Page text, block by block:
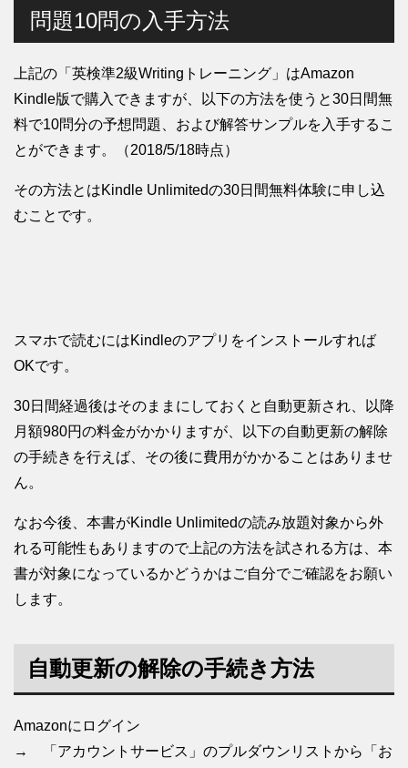
問題10問の入手方法
上記の「英検準2級Writingトレーニング」はAmazon
Kindle版で購入できますが、以下の方法を使うと30日間無
料で10問分の予想問題、および解答サンプルを入手するこ
とができます。（2018/5/18時点）
その方法とはKindle Unlimitedの30日間無料体験に申し込
むことです。
スマホで読むにはKindleのアプリをインストールすれば
OKです。
30日間経過後はそのままにしておくと自動更新され、以降
月額980円の料金がかかりますが、以下の自動更新の解除
の手続きを行えば、その後に費用がかかることはありませ
ん。
なお今後、本書がKindle Unlimitedの読み放題対象から外
れる可能性もありますので上記の方法を試される方は、本
書が対象になっているかどうかはご自分でご確認をお願い
します。
自動更新の解除の手続き方法
Amazonにログイン
→ 「アカウントサービス」のプルダウンリストから「お